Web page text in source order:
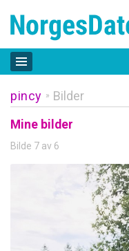
pincy » Bilder
Mine bilder
Bilde 7 av 6